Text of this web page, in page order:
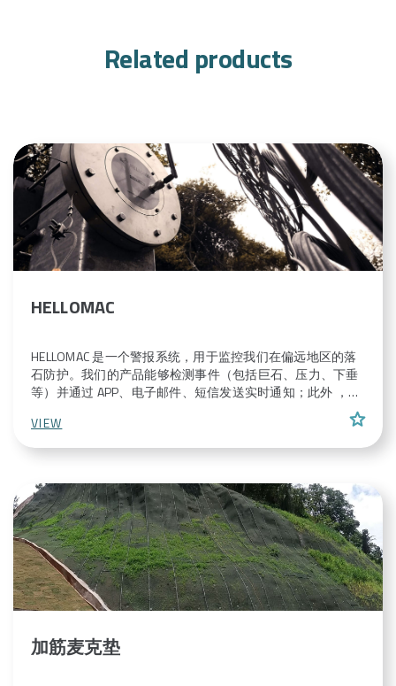
Related products
HELLOMAC
HELLOMAC 是一个警报系统，用于监控我们在偏远地区的落
石防护。我们的产品能够检测事件（包括巨石、压力、下垂
等）并通过 APP、电子邮件、短信发送实时通知；此外 ，该
产品由特殊的金属合金制成，结构紧凑而坚固，能够承受环
境侵蚀和相当大的负载。
VIEW star
加筋麦克垫